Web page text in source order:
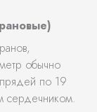
обычно
по 19
сердечником.